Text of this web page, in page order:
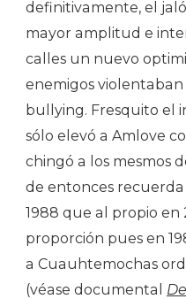
definitivamente, el
mayor amplitud e
calles un nuevo
enemigos
bullying. Fresquito el
sólo elevó a Amlove
chingó a los mesmos
de entonces recuerda
1988 que al propio en
proporción pues en
a Cuauhtemochas
(véase documental